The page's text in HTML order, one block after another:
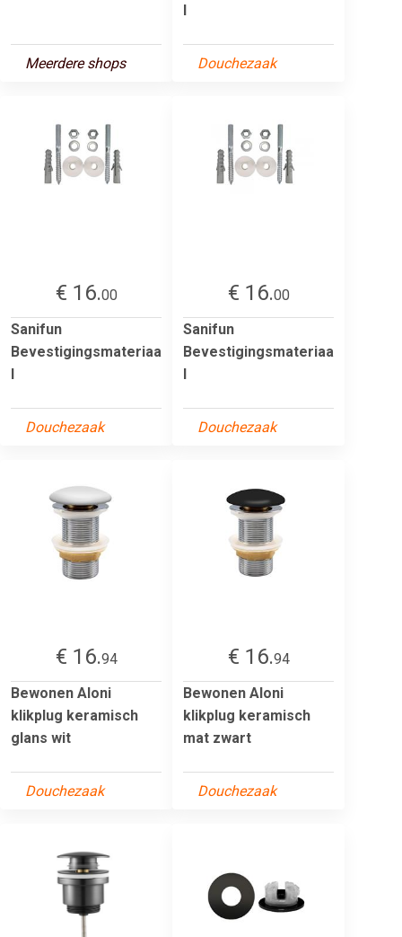
Meerdere shops
l
Douchezaak
€ 16.00
Sanifun
Bevestigingsmateriaa
l
Douchezaak
€ 16.00
Sanifun
Bevestigingsmateriaa
l
Douchezaak
€ 16.94
Bewonen Aloni
klikplug keramisch
glans wit
Douchezaak
€ 16.94
Bewonen Aloni
klikplug keramisch
mat zwart
Douchezaak